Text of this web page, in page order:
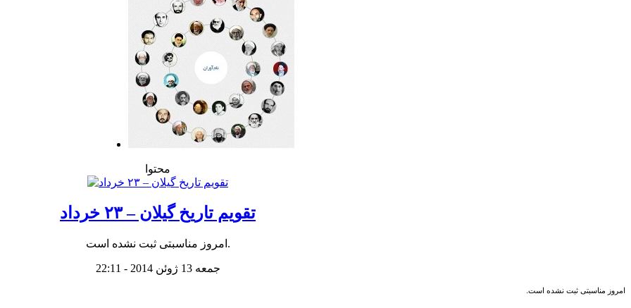
محتوا
تقویم تاریخ گیلان – ۲۳ خرداد
امروز مناسبتی ثبت نشده است.
جمعه 13 ژوئن 2014 - 22:11
امروز مناسبتی ثبت نشده است.